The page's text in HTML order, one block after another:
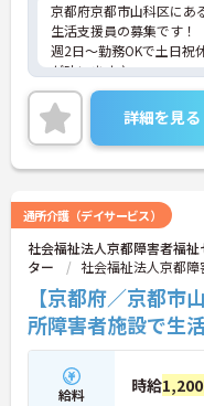
京都府京都市山科区にあ
生活支援員の募集です！
週2日～勤務OKで土日祝
が叶います♪
最寄り駅より徒歩圏内と
ストレスが少ないのも嬉
ご興味のある方には、面
に詳細をお話しいたしま
さい！
詳細を見る
通所介護（デイサービス）
社会福祉法人京都障害者福
ター
社会福祉法人京都
【京都府／京都
所障害者施設で生
給料 時給